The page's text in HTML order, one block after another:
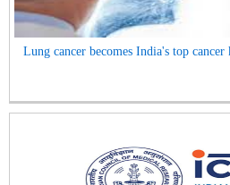
Lung cancer becomes India's top